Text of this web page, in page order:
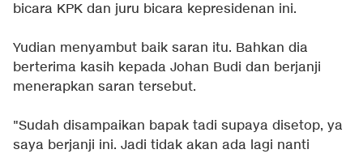
bicara KPK dan juru bicara kepresidenan ini.
Yudian menyambut baik saran itu. Bahkan dia
berterima kasih kepada Johan Budi dan berjanji
menerapkan saran tersebut.
"Sudah disampaikan bapak tadi supaya disetop, ya
saya berjanji ini. Jadi tidak akan ada lagi nanti